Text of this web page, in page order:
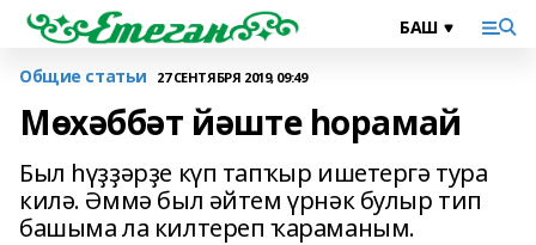
Общие статьи 27 СЕНТЯБРЯ 2019, 09:49
Мөхәббәт йәште һорамай
Был һүҙҙәрҙе күп тапҡыр ишетергә тура
килә. Әммә был әйтем үрнәк булыр тип
башыма ла килтереп ҡараманым.